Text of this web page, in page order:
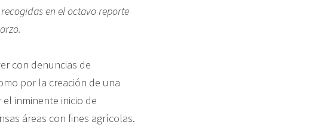
en el octavo reporte
con denuncias de
por la creación de una
inminente inicio de
áreas con fines agrícolas.